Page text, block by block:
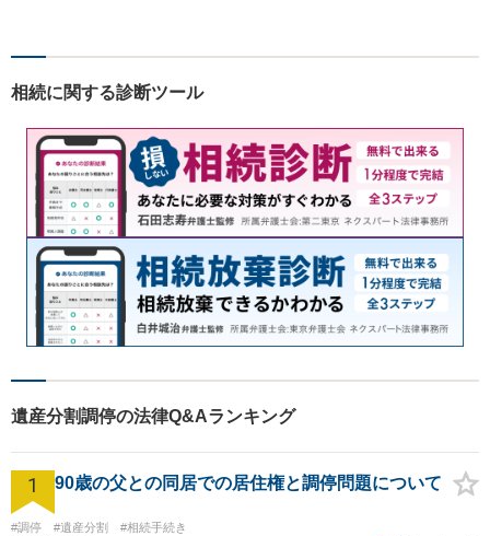
を抱え込まず、まずは一度ご
相続に関する診断ツール
遺産分割調停の法律Q&Aランキング
1 90歳の父との同居での居住権と調停問題について
#調停 #遺産分割 #相続手続き